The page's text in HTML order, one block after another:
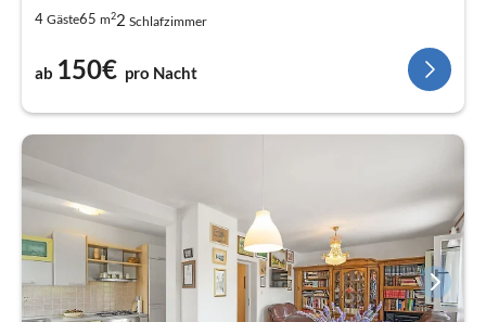
4 Gäste65 m22 Schlafzimmer
ab 150€ pro Nacht